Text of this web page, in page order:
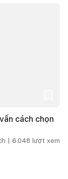
cách chọn
| 6.048 lượt xem